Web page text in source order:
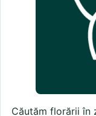
Căutăm florării în